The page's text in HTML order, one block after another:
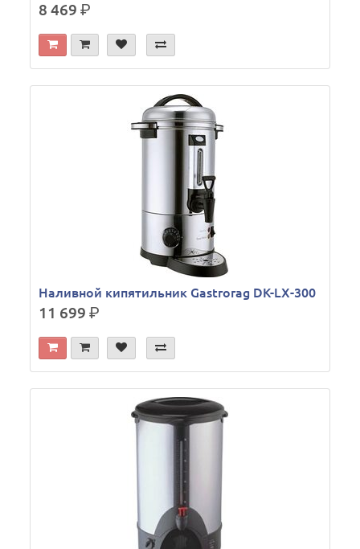
8 469р.
Наливной кипятильник Gastrorag DK-LX-300
11 699р.